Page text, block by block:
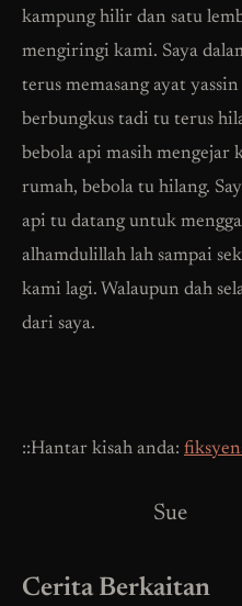
kampung hilir dan satu
mengiringi kami. Saya
terus memasang ayat
berbungkus tadi tu terus
bebola api masih mengejar
rumah, bebola tu hilang.
api tu datang untuk
alhamdulillah lah sampai
kami lagi. Walaupun dah
dari saya.
::Hantar kisah anda:
Sue
Cerita Berkaitan